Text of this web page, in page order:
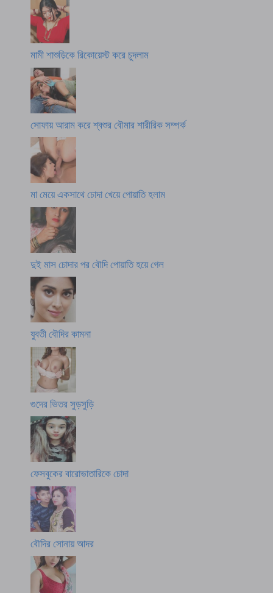
মামী শাশুড়িকে রিকোয়েস্ট করে চুদলাম
সোফায় আরাম করে শ্বশুর বৌমার শারীরিক সম্পর্ক
মা মেয়ে একসাথে চোদা খেয়ে পোয়াতি হলাম
দুই মাস চোদার পর বৌদি পোয়াতি হয়ে গেল
যুবতী বৌদির কামনা
গুদের ভিতর সুড়সুড়ি
ফেসবুকের বারোভাতারিকে চোদা
বৌদির সোনায় আদর